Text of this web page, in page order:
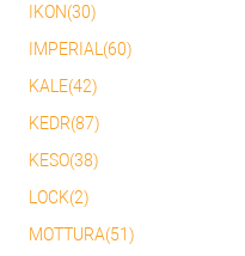
IKON(30)
IMPERIAL(60)
KALE(42)
KEDR(87)
KESO(38)
LOCK(2)
MOTTURA(51)